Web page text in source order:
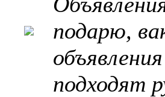
подарю,
подходят